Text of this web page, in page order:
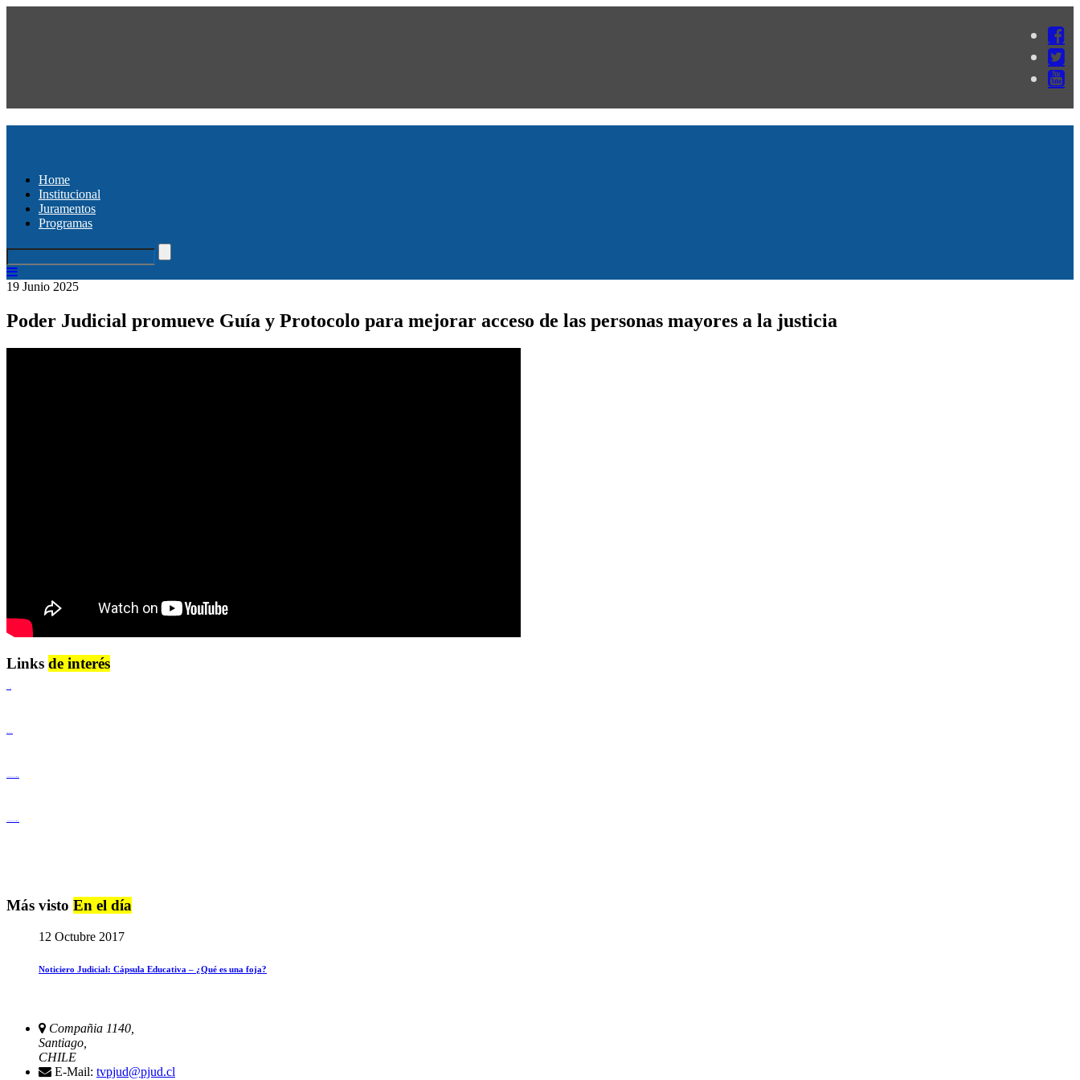
Home
Institucional
Juramentos
Programas
19 Junio 2025
Poder Judicial promueve Guía y Protocolo para mejorar acceso de las personas mayores a la justicia
Links de interés
Más visto En el día
12 Octubre 2017
Noticiero Judicial: Cápsula Educativa – ¿Qué es una foja?
Compañia 1140,
Santiago,
CHILE
E-Mail: tvpjud@pjud.cl